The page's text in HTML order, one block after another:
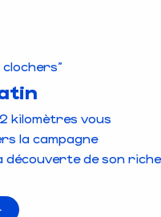
kilomètres vous
la campagne
découverte de son riche